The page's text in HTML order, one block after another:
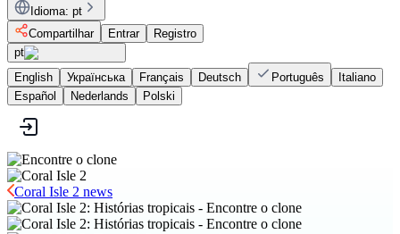
Idioma: pt
Compartilhar
Entrar
Registro
pt
English
Українська Français Deutsch Português
Italiano
Español
Nederlands Polski
Coral Isle 2 news